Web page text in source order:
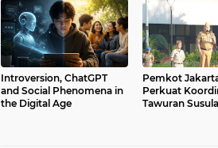
Introversion, ChatGPT
and Social Phenomena in
the Digital Age
Pemkot
Perkuat
Tawuran